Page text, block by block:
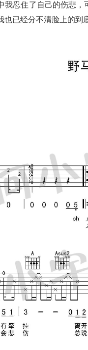
忍住了自己的伤悲
已经分不清脸上的到